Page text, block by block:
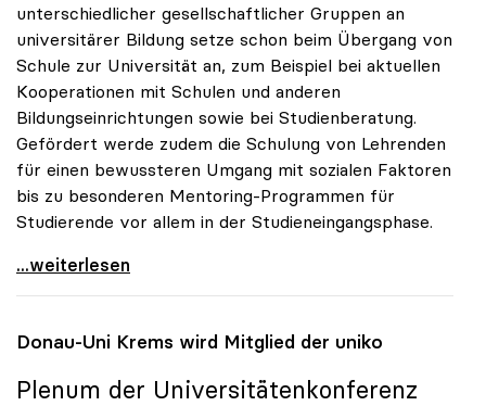
unterschiedlicher gesellschaftlicher Gruppen an
universitärer Bildung setze schon beim Übergang von
Schule zur Universität an, zum Beispiel bei aktuellen
Kooperationen mit Schulen und anderen
Bildungseinrichtungen sowie bei Studienberatung.
Gefördert werde zudem die Schulung von Lehrenden
für einen bewussteren Umgang mit sozialen Faktoren
bis zu besonderen Mentoring-Programmen für
Studierende vor allem in der Studieneingangsphase.
uniko: Unis haben „soziale Dimension“ auf ihrer
...weiterlesen
Donau-Uni Krems wird Mitglied der uniko
Plenum der Universitätenkonferenz